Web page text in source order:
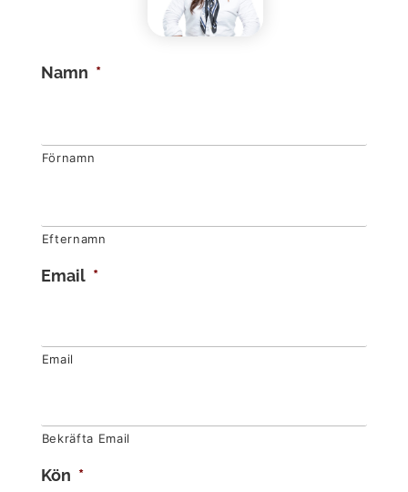
Namn *
Förnamn
Efternamn
Email *
Email
Bekräfta Email
Kön *